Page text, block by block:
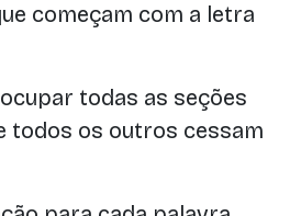
começam com a letra
todas as seções
todos os outros cessam